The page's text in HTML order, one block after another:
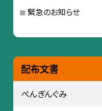
緊急のお知らせ
配布文書
ぺんぎんぐみ